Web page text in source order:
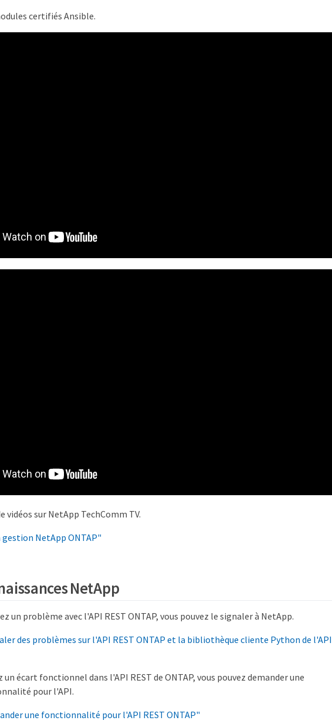
certifiés Ansible.
vidéos sur NetApp TechComm TV.
NetApp ONTAP"
NetApp
un problème avec l'API REST ONTAP, vous pouvez le signaler à NetApp.
des problèmes sur l'API REST ONTAP et la bibliothèque cliente Python de l'API
écart fonctionnel dans l'API REST de ONTAP, vous pouvez demander une
pour l'API.
une fonctionnalité pour l'API REST ONTAP"